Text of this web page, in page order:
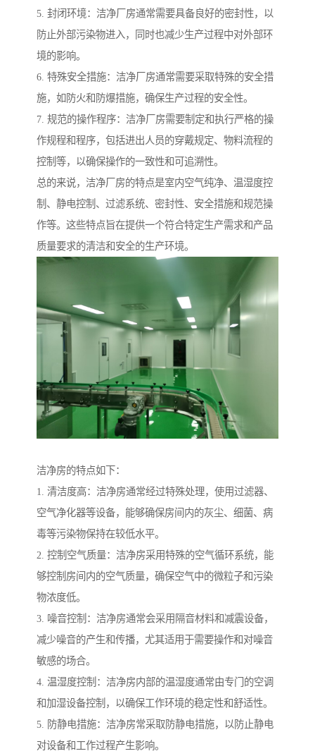
5. 封闭环境：洁净厂房通常需要具备良好的密封性，以
防止外部污染物进入，同时也减少生产过程中对外部环
境的影响。
6. 特殊安全措施：洁净厂房通常需要采取特殊的安全措
施，如防火和防爆措施，确保生产过程的安全性。
7. 规范的操作程序：洁净厂房需要制定和执行严格的操
作规程和程序，包括进出人员的穿戴规定、物料流程的
控制等，以确保操作的一致性和可追溯性。
总的来说，洁净厂房的特点是室内空气纯净、温湿度控
制、静电控制、过滤系统、密封性、安全措施和规范操
作等。这些特点旨在提供一个符合特定生产需求和产品
质量要求的清洁和安全的生产环境。
洁净房的特点如下：
1. 清洁度高：洁净房通常经过特殊处理，使用过滤器、
空气净化器等设备，能够确保房间内的灰尘、细菌、病
毒等污染物保持在较低水平。
2. 控制空气质量：洁净房采用特殊的空气循环系统，能
够控制房间内的空气质量，确保空气中的微粒子和污染
物浓度低。
3. 噪音控制：洁净房通常会采用隔音材料和减震设备，
减少噪音的产生和传播，尤其适用于需要操作和对噪音
敏感的场合。
4. 温湿度控制：洁净房内部的温湿度通常由专门的空调
和加湿设备控制，以确保工作环境的稳定性和舒适性。
5. 防静电措施：洁净房常采取防静电措施，以防止静电
对设备和工作过程产生影响。